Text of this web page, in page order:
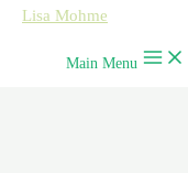
Main Menu